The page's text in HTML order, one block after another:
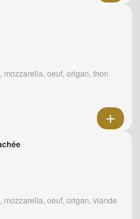
mozzarella, oeuf, origan, thon
mozzarella, oeuf, origan, viande